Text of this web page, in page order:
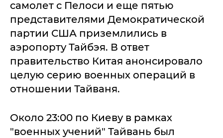
самолет с Пелоси и еще пятью
представителями Демократической
партии США приземлились в
аэропорту Тайбэя. В ответ
правительство Китая анонсировало
целую серию военных операций в
отношении Тайваня.
Около 23:00 по Киеву в рамках
"военных учений" Тайвань был